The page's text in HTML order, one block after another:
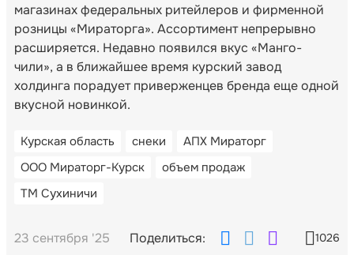
магазинах федеральных ритейлеров и фирменной
розницы «Мираторга». Ассортимент непрерывно
расширяется. Недавно появился вкус «Манго-
чили», а в ближайшее время курский завод
холдинга порадует приверженцев бренда еще одной
вкусной новинкой.
Курская область снеки
АПХ Мираторг
ООО Мираторг-Курск
объем продаж
ТМ Сухиничи
23 сентября '25 Поделиться: 1026